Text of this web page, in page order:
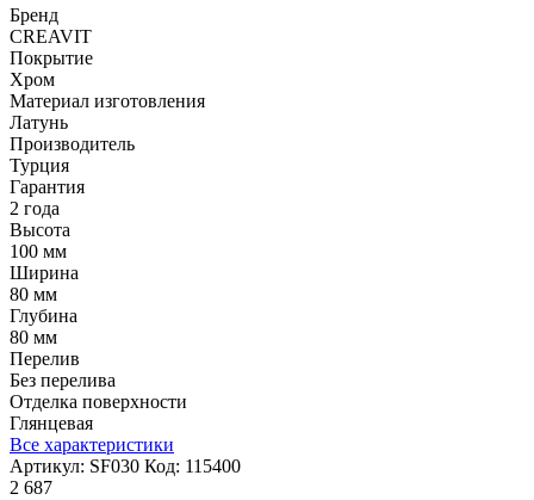
Бренд
CREAVIT
Покрытие
Хром
Материал изготовления
Латунь
Производитель
Турция
Гарантия
2 года
Высота
100 мм
Ширина
80 мм
Глубина
80 мм
Перелив
Без перелива
Отделка поверхности
Глянцевая
Все характеристики
Артикул: SF030 Код: 115400
2 687